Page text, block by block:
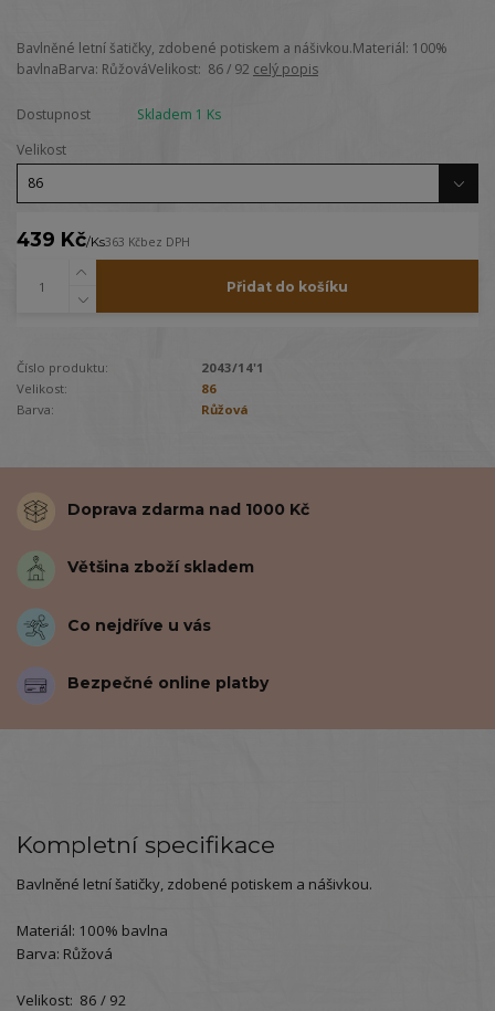
Bavlněné letní šatičky, zdobené potiskem a nášivkou.Materiál: 100%
bavlnaBarva: RůžováVelikost: 86 / 92 celý popis
Dostupnost
Skladem 1 Ks
Velikost
439 Kč/Ks363 Kčbez DPH
Přidat do košíku
Číslo produktu:
2043/14'1
Velikost:
86
Barva:
Růžová
Doprava zdarma nad 1000 Kč
Většina zboží skladem
Co nejdříve u vás
Bezpečné online platby
Kompletní specifikace
Bavlněné letní šatičky, zdobené potiskem a nášivkou.
Materiál: 100% bavlna
Barva: Růžová
Velikost: 86 / 92